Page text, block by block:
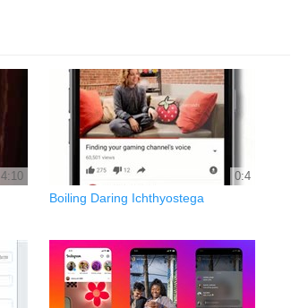
4:10 0:4
Boiling Daring Ichthyostega